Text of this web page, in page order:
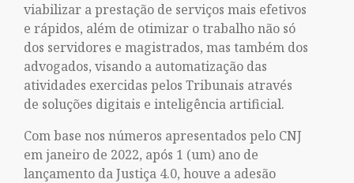
viabilizar a prestação de serviços mais efetivos
e rápidos, além de otimizar o trabalho não só
dos servidores e magistrados, mas também dos
advogados, visando a automatização das
atividades exercidas pelos Tribunais através
de soluções digitais e inteligência artificial.
Com base nos números apresentados pelo CNJ
em janeiro de 2022, após 1 (um) ano de
lançamento da Justiça 4.0, houve a adesão